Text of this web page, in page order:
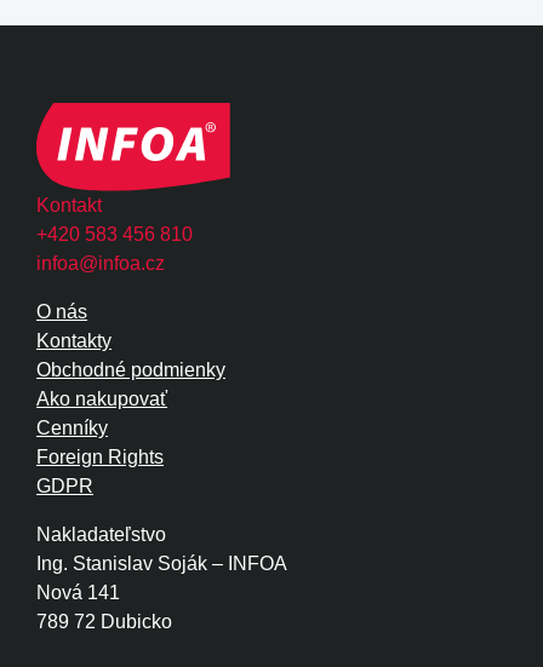
Kontakt
+420 583 456 810
infoa@infoa.cz
Nakladateľstvo
Ing. Stanislav Soják – INFOA
Nová 141
789 72 Dubicko
O nás
Kontakty
Obchodné podmienky
Ako nakupovať
Cenníky
Foreign Rights
GDPR